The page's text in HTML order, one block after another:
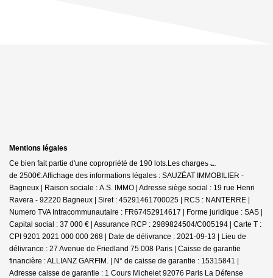
Mentions légales
Ce bien fait partie d'une copropriété de 190 lots.Les charges annuelles sont
de 2500€.Affichage des informations légales : SAUZÉAT IMMOBILIER -
Bagneux | Raison sociale : A.S. IMMO | Adresse siège social : 19 rue Henri
Ravera - 92220 Bagneux | Siret : 45291461700025 | RCS : NANTERRE |
Numero TVA Intracommunautaire : FR67452914617 | Forme juridique : SAS |
Capital social : 37 000 € | Assurance RCP : 2989824504/C005194 | Carte T :
CPI 9201 2021 000 000 268 | Date de délivrance : 2021-09-13 | Lieu de
délivrance : 27 Avenue de Friedland 75 008 Paris | Caisse de garantie
financière : ALLIANZ GARFIM. | N° de caisse de garantie : 15315841 |
Adresse caisse de garantie : 1 Cours Michelet 92076 Paris La Défense